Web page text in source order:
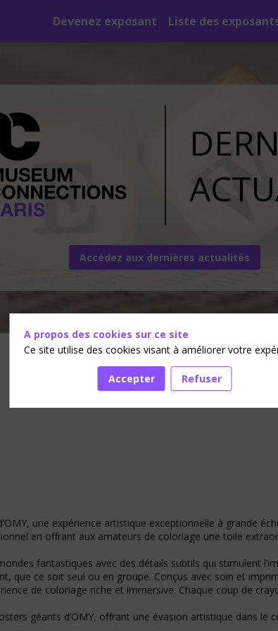
Devenez exposant Liste des
Accédez aux dernières actualités
une expérience artistique exceptionnelle à grande
en offrant aux amateurs de coloriage une toile
fantastiques avec des détails subtils qui stimulent
que ce soit seul ou en groupe. Conçus avec soin et
de coloriage riche et immersive. Chaque coup de
géants d’OMY, offrant une évasion artistique dans le
A propos des cookies sur ce site
Ce site utilise des cookies visant à améliorer votre
Accepter Refuser